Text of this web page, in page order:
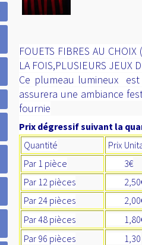
FOUETS FIBRES AU
LA FOIS,PLUSIEURS JEUX
Ce plumeau lumineux
assurera une ambiance
fournie
Prix dégressif suivant la
Quantité
Prix
Par 1 pièce
3€
Par 12 pièces
Par 24 pièces
Par 48 pièces
Par 96 pièces
1,30